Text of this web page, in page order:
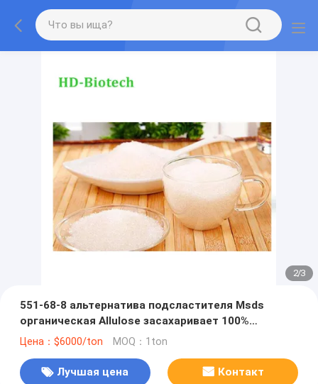
2/3
551-68-8 альтернатива подсластителя Msds
органическая Allulose засахаривает 100%
естественное
Цена：$6000/ton MOQ：1ton
Лучшая цена Контакт